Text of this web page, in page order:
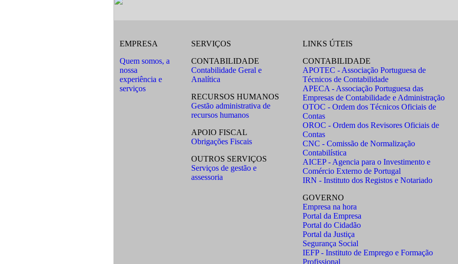
EMPRESA
Quem somos, a
nossa
experiência e
serviços
SERVIÇOS
CONTABILIDADE
Contabilidade Geral e
Analítica
RECURSOS HUMANOS
Gestão administrativa de
recursos humanos
APOIO FISCAL
Obrigações Fiscais
OUTROS SERVIÇOS
Serviços de gestão e
assessoria
LINKS ÚTEIS
CONTABILIDADE
APOTEC - Associação Portuguesa de
Técnicos de Contabilidade
APECA - Associação Portuguesa das
Empresas de Contabilidade e Administração
OTOC - Ordem dos Técnicos Oficiais de
Contas
OROC - Ordem dos Revisores Oficiais de
Contas
CNC - Comissão de Normalização
Contabilística
AICEP - Agencia para o Investimento e
Comércio Externo de Portugal
IRN - Instituto dos Registos e Notariado
GOVERNO
Empresa na hora
Portal da Empresa
Portal do Cidadão
Portal da Justiça
Segurança Social
IEFP - Instituto de Emprego e Formação
Profissional